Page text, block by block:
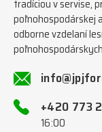
tradíciou v servise,
poľnohospodárskej
odborne vzdelaní
+420 773
16:00